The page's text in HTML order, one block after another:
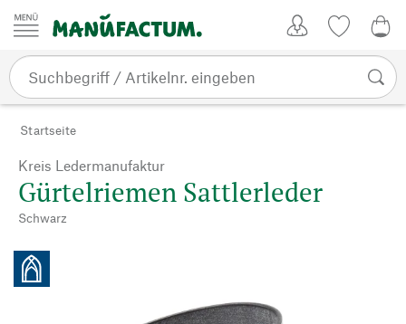
Zum Inhalt springen
Startseite
Kreis Ledermanufaktur
Gürtelriemen Sattlerleder
Schwarz